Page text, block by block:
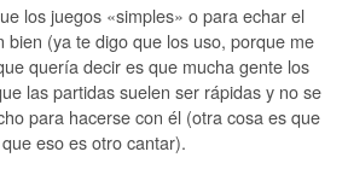
los juegos «simples» o para echar el
bien (ya te digo que los uso, porque me
quería decir es que mucha gente los
las partidas suelen ser rápidas y no se
para hacerse con él (otra cosa es que
eso es otro cantar).